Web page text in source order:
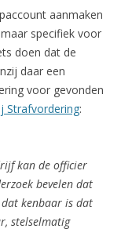
aanmaken
specifiek voor
doen dat de
daar een
voor gevonden
Strafvordering:
kan de officier
bevelen dat
kenbaar is dat
stelselmatig